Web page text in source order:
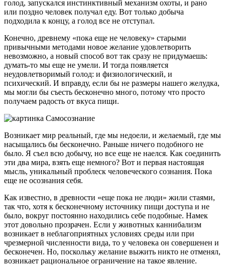
голод, запускался инстинктивный механизм охоты, и рано
или поздно человек получал еду. Вот только добыча
подходила к концу, а голод все не отступал.
Конечно, древнему «пока еще не человеку» старыми
привычными методами новое желание удовлетворить
невозможно, а новый способ вот так сразу не придумаешь:
думать-то мы еще не умели. И тогда появляется
неудовлетворимый голод: и физиологический, и
психический. И вправду, если бы не размеры нашего желудка,
мы могли бы съесть бесконечно много, потому что просто
получаем радость от вкуса пищи.
Возникает мир реальный, где мы недоели, и желаемый, где мы
насыщались бы бесконечно. Раньше ничего подобного не
было. Я съел всю добычу, но все еще не наелся. Как соединить
эти два мира, взять еще немного? Вот и первая настоящая
мысль, уникальный проблеск человеческого сознания. Пока
еще не осознания себя.
Как известно, в древности «еще пока не люди» жили стаями,
так что, хотя к бесконечному источнику пищи доступа и не
было, вокруг постоянно находились себе подобные. Намек
этот довольно прозрачен. Если у животных каннибализм
возникает в неблагоприятных условиях среды или при
чрезмерной численности вида, то у человека он совершенен и
бесконечен. Но, поскольку желание выжить никто не отменял,
возникает рациональное ограничение на такое явление.